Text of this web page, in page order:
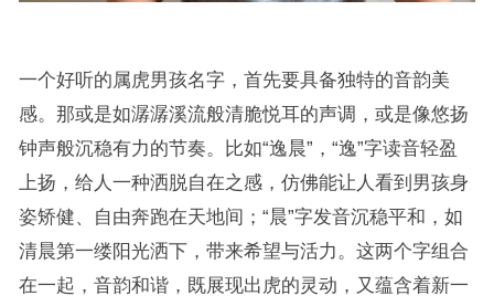
一个好听的属虎男孩名字，首先要具备独特的音韵美
感。那或是如潺潺溪流般清脆悦耳的声调，或是像悠扬
钟声般沉稳有力的节奏。比如“逸晨”，“逸”字读音轻盈
上扬，给人一种洒脱自在之感，仿佛能让人看到男孩身
姿矫健、自由奔跑在天地间；“晨”字发音沉稳平和，如
清晨第一缕阳光洒下，带来希望与活力。这两个字组合
在一起，音韵和谐，既展现出虎的灵动，又蕴含着新一